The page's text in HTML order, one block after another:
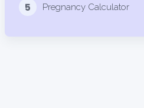
5 Pregnancy Calculator